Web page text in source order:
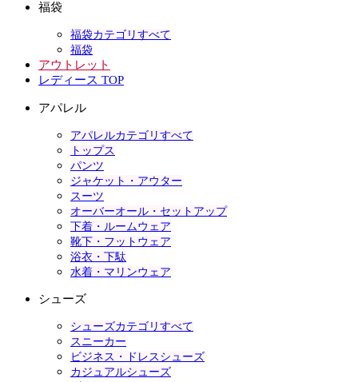
福袋
福袋カテゴリすべて
福袋
アウトレット
レディース TOP
アパレル
アパレルカテゴリすべて
トップス
パンツ
ジャケット・アウター
スーツ
オーバーオール・セットアップ
下着・ルームウェア
靴下・フットウェア
浴衣・下駄
水着・マリンウェア
シューズ
シューズカテゴリすべて
スニーカー
ビジネス・ドレスシューズ
カジュアルシューズ